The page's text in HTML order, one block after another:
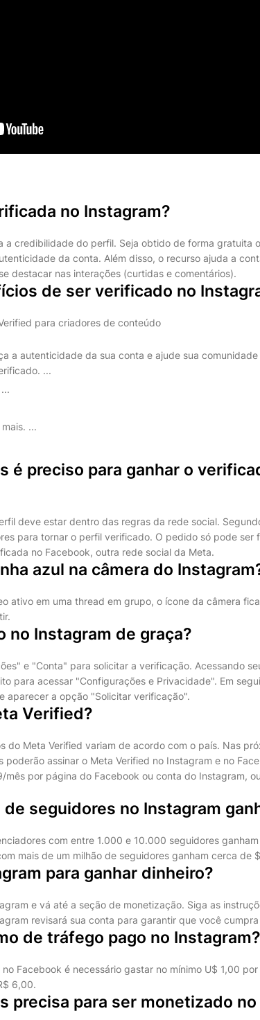
no Instagram?
a credibilidade do perfil. Seja obtido de forma gratuita
da conta. Além disso, o recurso ajuda a
destacar nas interações (curtidas e comentários).
de ser verificado no
para criadores de conteúdo
a autenticidade da sua conta e ajude sua
...
...
é preciso para ganhar o
deve estar dentro das regras da rede social.
para tornar o perfil verificado. O pedido só pode ser
no Facebook, outra rede social da Meta.
azul na câmera do
ativo em uma thread em grupo, o ícone da câmera
no Instagram de graça?
e "Conta" para solicitar a verificação. Acessando
para acessar "Configurações e Privacidade". Em
aparecer a opção "Solicitar verificação".
Verified?
do Meta Verified variam de acordo com o país. Nas
poderão assinar o Meta Verified no Instagram e no
mês por página do Facebook ou conta do Instagram,
de seguidores no Instagram
com entre 1.000 e 10.000 seguidores
mais de um milhão de seguidores ganham cerca de
para ganhar dinheiro?
e vá até a seção de monetização. Siga as
revisará sua conta para garantir que você
de tráfego pago no Instagram?
Facebook é necessário gastar no mínimo U$ 1,00
6,00.
precisa para ser monetizado